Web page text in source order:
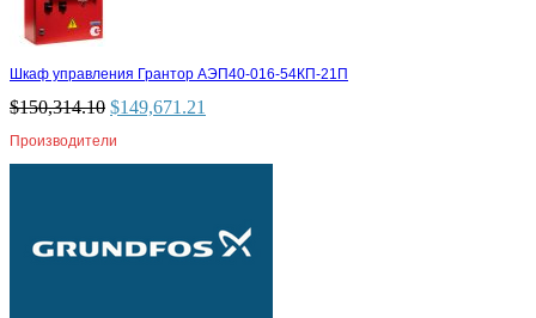
Шкаф управления Грантор АЭП40-016-54КП-21П
$150,314.10 $149,671.21
Производители